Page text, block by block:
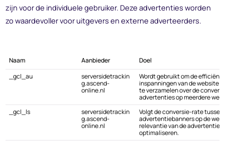
zijn voor de individuele gebruiker. Deze advertenties worden
zo waardevoller voor uitgevers en externe adverteerders.
Naam Aanbieder
Doel
_gcl_au
serversidetrackin
g.ascend-
online.nl
Wordt gebruikt om de
inspanningen van de website
te verzamelen over de
advertenties op meerdere
_gcl_ls
serversidetrackin
g.ascend-
online.nl
Volgt de conversie-rate tussen
advertentiebanners op de
relevantie van de advertenties
optimaliseren.